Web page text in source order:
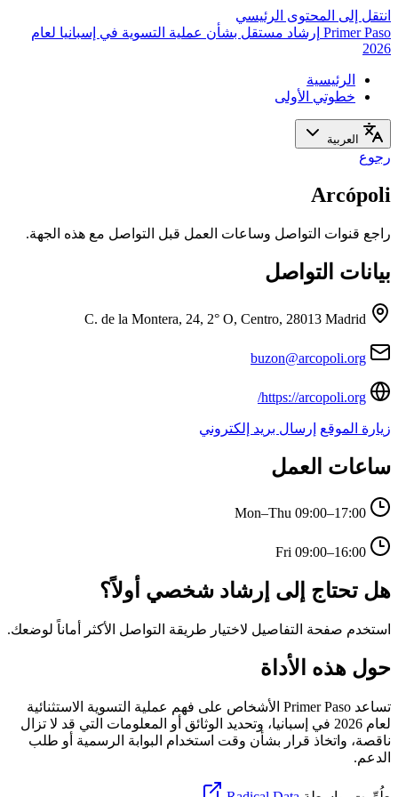
انتقل إلى المحتوى الرئيسي
Primer Paso إرشاد مستقل بشأن عملية التسوية في إسبانيا لعام
2026
الرئيسية
خطوتي الأولى
العربية
رجوع
Arcópoli
راجع قنوات التواصل وساعات العمل قبل التواصل مع هذه الجهة.
بيانات التواصل
C. de la Montera, 24, 2° O, Centro, 28013 Madrid
buzon@arcopoli.org
https://arcopoli.org/
زيارة الموقع إرسال بريد إلكتروني
ساعات العمل
Mon–Thu 09:00–17:00
Fri 09:00–16:00
هل تحتاج إلى إرشاد شخصي أولاً؟
استخدم صفحة التفاصيل لاختيار طريقة التواصل الأكثر أماناً لوضعك.
حول هذه الأداة
تساعد Primer Paso الأشخاص على فهم عملية التسوية الاستثنائية
لعام 2026 في إسبانيا، وتحديد الوثائق أو المعلومات التي قد لا تزال
ناقصة، واتخاذ قرار بشأن وقت استخدام البوابة الرسمية أو طلب
الدعم.